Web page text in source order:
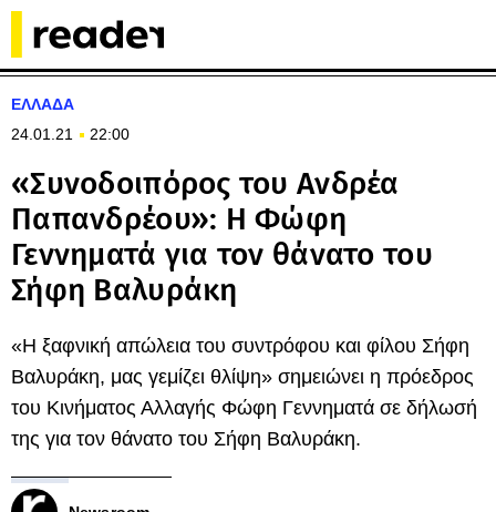
ΕΛΛΑΔΑ
24.01.21
22:00
«Συνοδοιπόρος του Ανδρέα
Παπανδρέου»: Η Φώφη
Γεννηματά για τον θάνατο του
Σήφη Βαλυράκη
«Η ξαφνική απώλεια του συντρόφου και φίλου Σήφη
Βαλυράκη, μας γεμίζει θλίψη» σημειώνει η πρόεδρος
του Κινήματος Αλλαγής Φώφη Γεννηματά σε δήλωσή
της για τον θάνατο του Σήφη Βαλυράκη.